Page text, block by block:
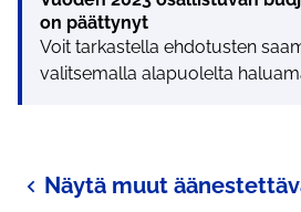
on päättynyt
Voit tarkastella ehdotusten
valitsemalla alapuolelta
Näytä muut